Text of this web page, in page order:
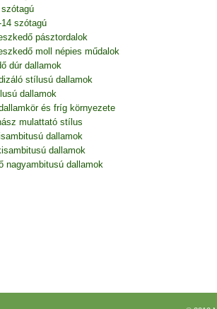
szótagú
14 szótagú
pásztordalok
moll népies műdalok
dúr dallamok
stílusú dallamok
dallamok
és fríg környezete
mulattató stílus
dallamok
dallamok
nagyambitusú dallamok